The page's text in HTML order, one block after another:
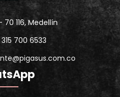
70 116, Medellín
700 6533